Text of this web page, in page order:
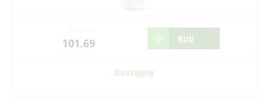
101.69 Kup
Dostępny